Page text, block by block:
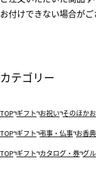
お付けできない場合がご
カテゴリー
TOP ギフト お祝い そのほか
TOP ギフト 弔事・仏事 お香
TOP ギフト カタログ・券 グ